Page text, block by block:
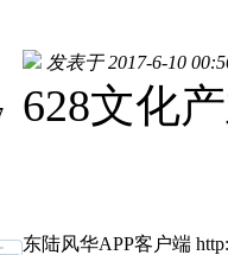
发表于 2017-6-10
628文化
东陆风华APP客户端